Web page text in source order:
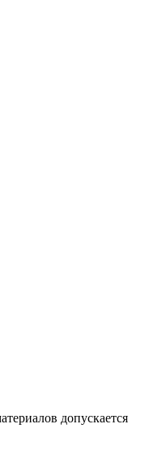
допускается